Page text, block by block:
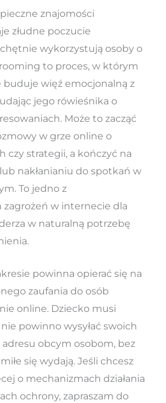
znajomości
złudne poczucie
wykorzystują osoby o
to proces, w którym
buduje więź emocjonalną z
jego rówieśnika o
Może to zacząć
w grze online o
czy strategii, a kończyć na
nakłanianiu do spotkań w
To jedno z
zagrożeń w internecie dla
w naturalną potrzebę
powinna opierać się na
zaufania do osób
online. Dziecko musi
powinno wysyłać swoich
obcym osobom, bez
się wydają. Jeśli chcesz
o mechanizmach działania
ochrony, zapraszam do